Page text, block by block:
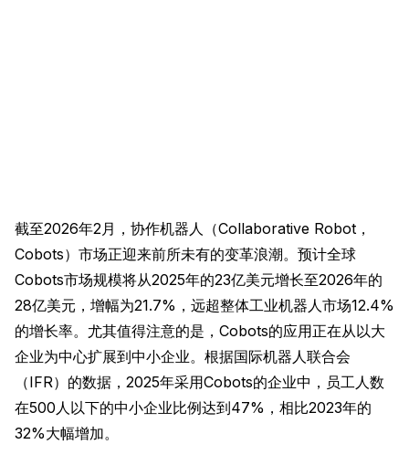
截至2026年2月，协作机器人（Collaborative Robot，
Cobots）市场正迎来前所未有的变革浪潮。预计全球
Cobots市场规模将从2025年的23亿美元增长至2026年的
28亿美元，增幅为21.7%，远超整体工业机器人市场12.4%
的增长率。尤其值得注意的是，Cobots的应用正在从以大
企业为中心扩展到中小企业。根据国际机器人联合会
（IFR）的数据，2025年采用Cobots的企业中，员工人数
在500人以下的中小企业比例达到47%，相比2023年的
32%大幅增加。